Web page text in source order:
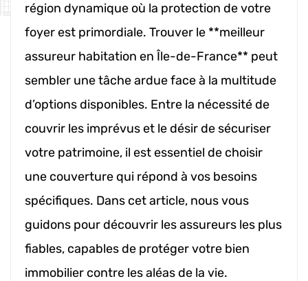
région dynamique où la protection de votre
foyer est primordiale. Trouver le **meilleur
assureur habitation en Île-de-France** peut
sembler une tâche ardue face à la multitude
d’options disponibles. Entre la nécessité de
couvrir les imprévus et le désir de sécuriser
votre patrimoine, il est essentiel de choisir
une couverture qui répond à vos besoins
spécifiques. Dans cet article, nous vous
guidons pour découvrir les assureurs les plus
fiables, capables de protéger votre bien
immobilier contre les aléas de la vie.